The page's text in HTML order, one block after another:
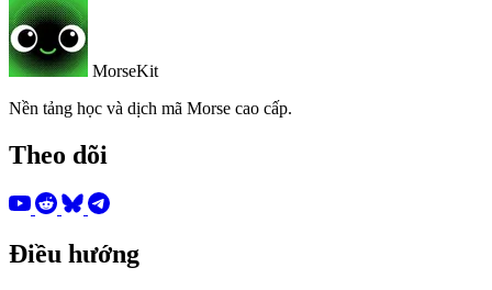
MorseKit
Nền tảng học và dịch mã Morse cao cấp.
Theo dõi
Điều hướng